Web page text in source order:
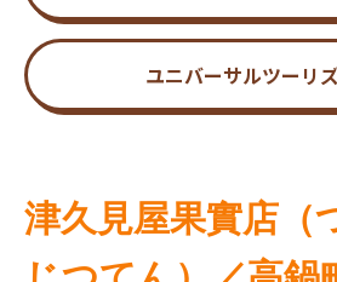
ユニバーサルツーリ
津久見屋果實店（